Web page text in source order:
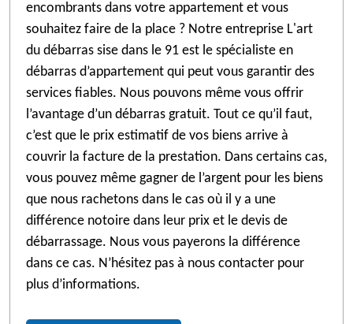
encombrants dans votre appartement et vous
souhaitez faire de la place ? Notre entreprise L'art
du débarras sise dans le 91 est le spécialiste en
débarras d’appartement qui peut vous garantir des
services fiables. Nous pouvons même vous offrir
l’avantage d’un débarras gratuit. Tout ce qu’il faut,
c’est que le prix estimatif de vos biens arrive à
couvrir la facture de la prestation. Dans certains cas,
vous pouvez même gagner de l’argent pour les biens
que nous rachetons dans le cas où il y a une
différence notoire dans leur prix et le devis de
débarrassage. Nous vous payerons la différence
dans ce cas. N’hésitez pas à nous contacter pour
plus d’informations.